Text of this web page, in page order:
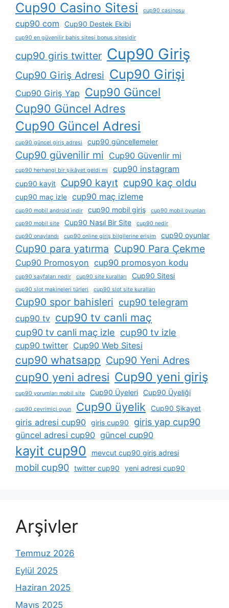
Cup90 Casino Sitesi cup90 casinosu
cup90 com Cup90 Destek Ekibi
cup90 en güvenilir bahis sitesi bonus sitesidir
cup90 giris twitter Cup90 Giriş
Cup90 Giriş Adresi Cup90 Girişi
Cup90 Giriş Yap Cup90 Güncel
Cup90 Güncel Adres
Cup90 Güncel Adresi
cup90 güncel giriş adresi cup90 güncellemeler
Cup90 güvenilir mi Cup90 Güvenlir mi
cup90 herhangi bir şikâyet geldi mi cup90 instagram
cup90 kayit Cup90 kayıt cup90 kaç oldu
cup90 maç izle cup90 maç izleme
cup90 mobil android i̇ndir cup90 mobil giriş
cup90 mobil oyunları
cup90 mobil site
Cup90 Nasıl Bir Site
cup90 nedir
cup90 onaylandı
cup90 online giriş bilgilerine erişim cup90 oyunlar
Cup90 para yatırma Cup90 Para Çekme
Cup90 Promosyon cup90 promosyon kodu
cup90 sayfaları nedir cup90 site kuralları Cup90 Sitesi
cup90 slot makineleri türleri cup90 slot site kuralları
Cup90 spor bahisleri cup90 telegram
cup90 tv cup90 tv canli maç
cup90 tv canli maç izle cup90 tv izle
cup90 twitter Cup90 Web Sitesi
cup90 whatsapp Cup90 Yeni Adres
cup90 yeni adresi Cup90 yeni giriş
cup90 yorumları mobil site Cup90 Üyeleri Cup90 Üyeliği
cup90 çevrimiçi oyun Cup90 üyelik Cup90 Şikayet
giris adresi cup90 giris cup90 giris yap cup90
güncel adresi cup90 güncel cup90
kayit cup90 mevcut cup90 giriş adresi
mobil cup90 twitter cup90 yeni adresi cup90
Arşivler
Temmuz 2026
Eylül 2025
Haziran 2025
Mayıs 2025